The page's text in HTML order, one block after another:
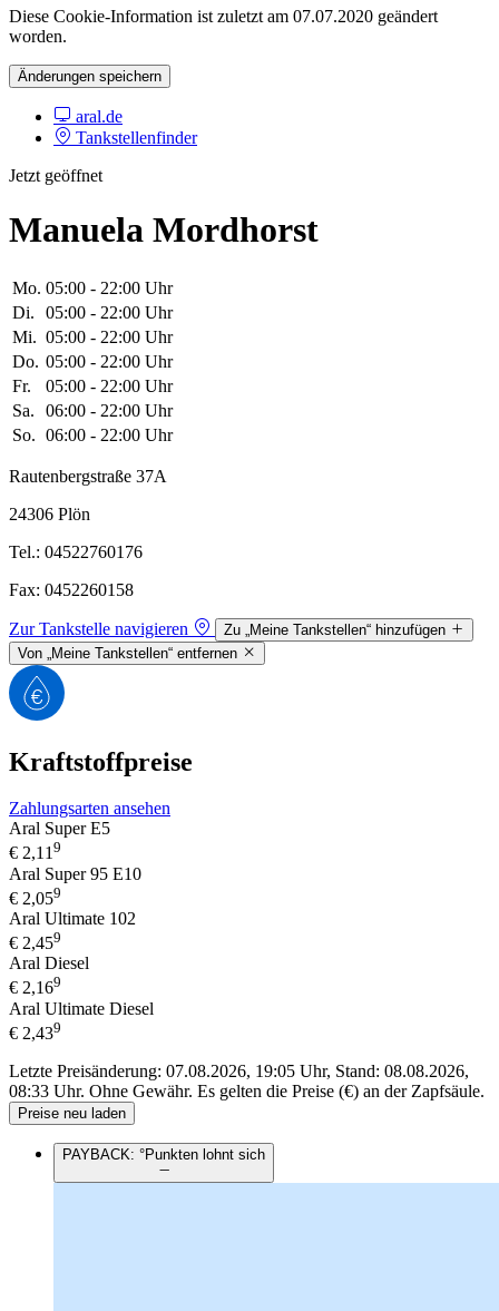
Diese Cookie-Information ist zuletzt am 07.07.2020 geändert
worden.
Änderungen speichern
aral.de
Tankstellenfinder
Jetzt geöffnet
Manuela Mordhorst
Mo. 05:00 - 22:00 Uhr
Di.
05:00 - 22:00 Uhr
Mi. 05:00 - 22:00 Uhr
Do. 05:00 - 22:00 Uhr
Fr.
05:00 - 22:00 Uhr
Sa.
06:00 - 22:00 Uhr
So. 06:00 - 22:00 Uhr
Rautenbergstraße 37A
24306 Plön
Tel.: 04522760176
Fax: 0452260158
Zur Tankstelle navigieren
Zu „Meine Tankstellen“ hinzufügen
Von „Meine Tankstellen“ entfernen
Kraftstoffpreise
Zahlungsarten ansehen
Aral Super E5
€ 2,119
Aral Super 95 E10
€ 2,059
Aral Ultimate 102
€ 2,459
Aral Diesel
€ 2,169
Aral Ultimate Diesel
€ 2,439
Letzte Preisänderung: 07.08.2026, 19:05 Uhr, Stand: 08.08.2026,
08:33 Uhr. Ohne Gewähr. Es gelten die Preise (€) an der Zapfsäule.
Preise neu laden
PAYBACK: °Punkten lohnt sich